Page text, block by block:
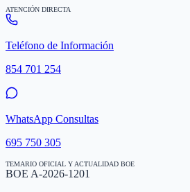
ATENCIÓN DIRECTA
Teléfono de Información
854 701 254
WhatsApp Consultas
695 750 305
TEMARIO OFICIAL Y ACTUALIDAD BOE
BOE A-2026-1201